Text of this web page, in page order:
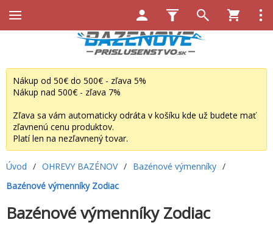
Nákup od 50€ do 500€ - zľava 5%
Nákup nad 500€ - zľava 7%
Zľava sa vám automaticky odráta v košíku kde už budete mať
zľavnenú cenu produktov.
Platí len na nezľavnený tovar.
Úvod / OHREVY BAZÉNOV / Bazénové výmenníky /
Bazénové výmenníky Zodiac
Bazénové výmenníky Zodiac